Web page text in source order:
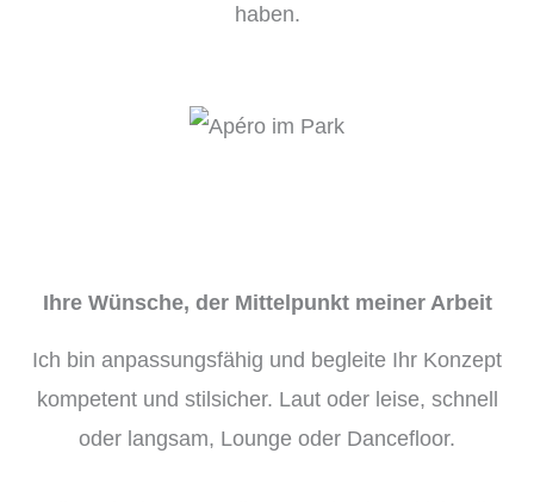
haben.
Ihre Wünsche, der Mittelpunkt meiner Arbeit
Ich bin anpassungsfähig und begleite Ihr Konzept
kompetent und stilsicher. Laut oder leise, schnell
oder langsam, Lounge oder Dancefloor.